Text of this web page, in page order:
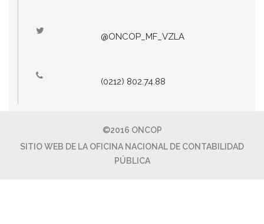
@ONCOP_MF_VZLA
(0212) 802.74.88
©2016 ONCOP
SITIO WEB DE LA OFICINA NACIONAL DE CONTABILIDAD
PÚBLICA